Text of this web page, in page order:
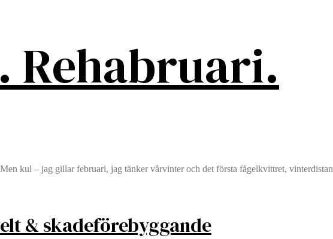
Rehabruari.
kul – jag gillar februari, jag tänker vårvinter och det första fågelkvittret,
& skadeförebyggande